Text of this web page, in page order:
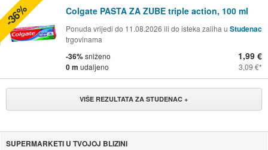
Colgate PASTA ZA ZUBE triple action, 100 ml
Ponuda vrijedi do 11.08.2026 ili do isteka zaliha u Studenac
trgovinama
-36%sniženo
0 m udaljeno
1,99 €
3,09 €
-36%
VIŠE REZULTATA ZA STUDENAC +
SUPERMARKETI U TVOJOJ BLIZINI